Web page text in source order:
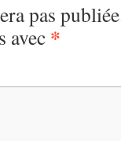
pas
avec *